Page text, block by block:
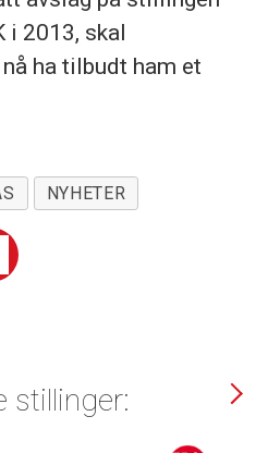
i 2013, skal
ha tilbudt ham et
NYHETER
stillinger: